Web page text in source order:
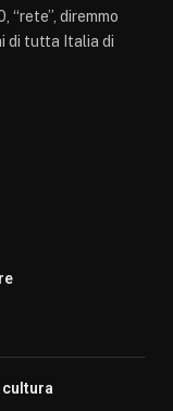
“rete”, diremmo
di tutta Italia di